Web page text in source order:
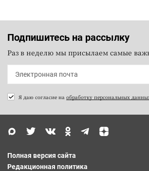
Подпишитесь на рассылку
Раз в неделю мы присылаем самые
Я даю согласие на обработку персональных
Полная версия сайта
Редакционная политика